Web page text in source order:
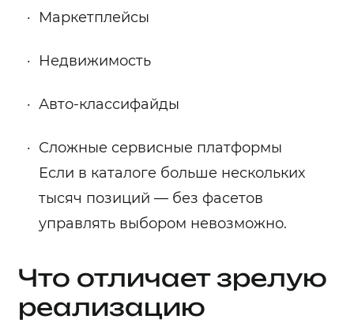
Маркетплейсы
Недвижимость
Авто-классифайды
Сложные сервисные платформы
Если в каталоге больше нескольких
тысяч позиций — без фасетов
управлять выбором невозможно.
Что отличает зрелую
реализацию